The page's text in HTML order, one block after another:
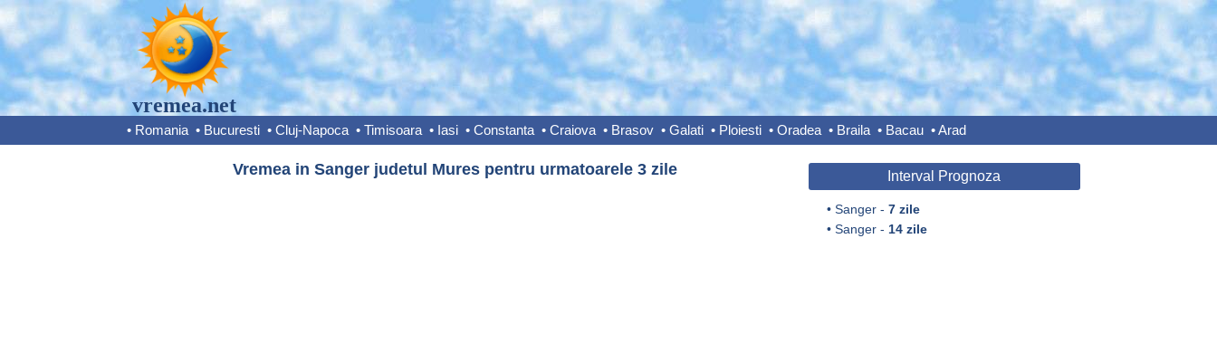
vremea.net
• Romania • Bucuresti • Cluj-Napoca • Timisoara • Iasi • Constanta • Craiova • Brasov • Galati • Ploiesti • Oradea • Braila • Bacau •Arad
Vremea in Sanger judetul Mures pentru urmatoarele 3 zile Interval Prognoza
• Sanger - 7 zile
• Sanger - 14 zile